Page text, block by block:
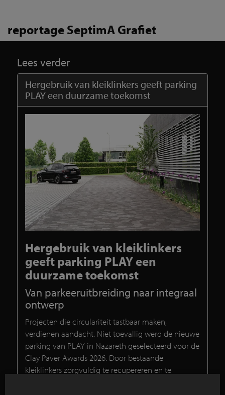
reportage SeptimA Grafiet
Lees verder
Hergebruik van kleiklinkers geeft parking
PLAY een duurzame toekomst
Hergebruik van kleiklinkers
geeft parking PLAY een
duurzame toekomst
Van parkeeruitbreiding naar integraal
ontwerp
Projecten die circulariteit tastbaar maken,
verdienen aandacht. Niet toevallig werd de nieuwe
parking van PLAY in Nazareth geselecteerd voor de
Clay Paver Awards 2026. Door bestaande
kleiklinkers zorgvuldig te recupereren en te